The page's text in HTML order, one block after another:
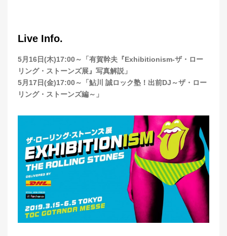
Live Info.
5月16日(木)17:00～「有賀幹夫『Exhibitionism-ザ・ロー
リング・ストーンズ展』写真解説」
5月17日(金)17:00～「鮎川 誠ロック塾！出前DJ～ザ・ロー
リング・ストーンズ編～」